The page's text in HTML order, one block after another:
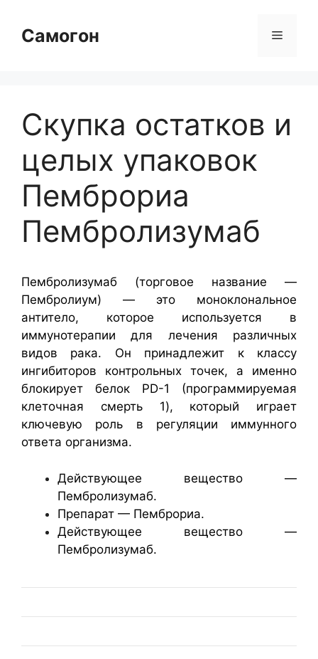
содержимому
Самогон Меню
Скупка остатков и
целых упаковок
Пемброриа
Пембролизумаб
Пембролизумаб (торговое название —
Пембролиум) — это моноклональное
антитело, которое используется в
иммунотерапии для лечения различных
видов рака. Он принадлежит к классу
ингибиторов контрольных точек, а именно
блокирует белок PD-1 (программируемая
клеточная смерть 1), который играет
ключевую роль в регуляции иммунного
ответа организма.
Действующее вещество —
Пембролизумаб.
Препарат — Пемброриа.
Действующее вещество —
Пембролизумаб.